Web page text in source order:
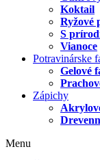
Koktail
Ryžové
S
Vianoce
Potravinárske
Gelové
Zápichy
Menu